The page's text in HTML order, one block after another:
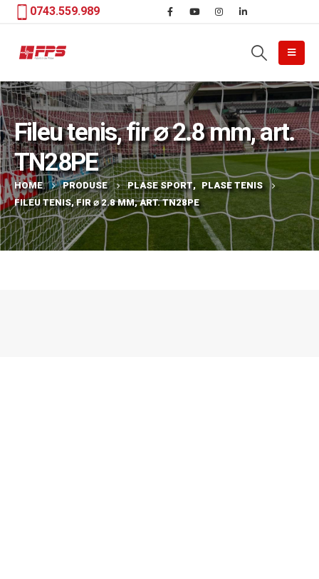
0743.559.989
Fileu tenis, fir ⌀ 2.8 mm, art.
TN28PE
HOME PRODUSE PLASE SPORT, PLASE TENIS
FILEU TENIS, FIR ⌀ 2.8 MM, ART. TN28PE